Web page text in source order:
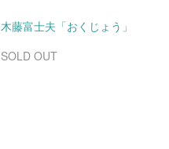
木藤富士夫「おくじょう」
SOLD OUT